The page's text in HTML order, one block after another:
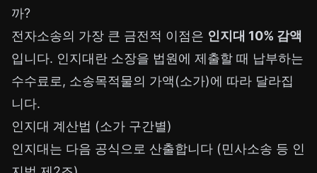
까?
전자소송의 가장 큰 금전적 이점은 인지대 10% 감액
입니다. 인지대란 소장을 법원에 제출할 때 납부하는
수수료로, 소송목적물의 가액(소가)에 따라 달라집
니다.
인지대 계산법 (소가 구간별)
인지대는 다음 공식으로 산출합니다 (민사소송 등 인